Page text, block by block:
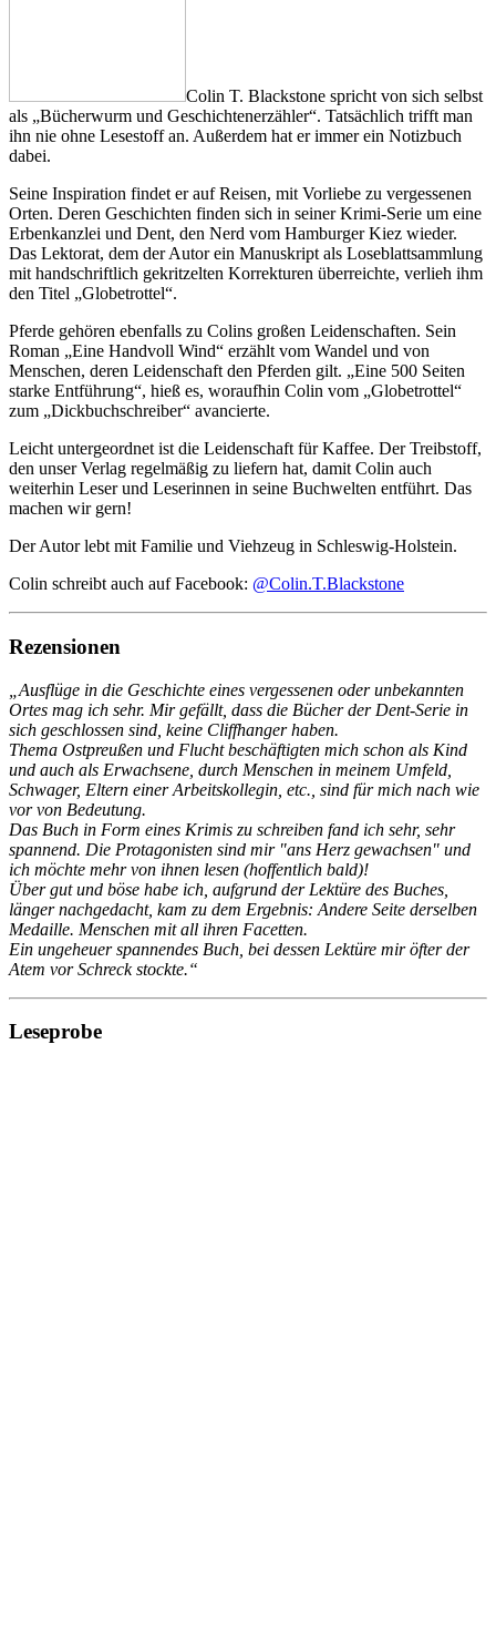
Colin T. Blackstone spricht von sich selbst
als „Bücherwurm und Geschichtenerzähler“. Tatsächlich trifft man
ihn nie ohne Lesestoff an. Außerdem hat er immer ein Notizbuch
dabei.
Seine Inspiration findet er auf Reisen, mit Vorliebe zu vergessenen
Orten. Deren Geschichten finden sich in seiner Krimi-Serie um eine
Erbenkanzlei und Dent, den Nerd vom Hamburger Kiez wieder.
Das Lektorat, dem der Autor ein Manuskript als Loseblattsammlung
mit handschriftlich gekritzelten Korrekturen überreichte, verlieh ihm
den Titel „Globetrottel“.
Pferde gehören ebenfalls zu Colins großen Leidenschaften. Sein
Roman „Eine Handvoll Wind“ erzählt vom Wandel und von
Menschen, deren Leidenschaft den Pferden gilt. „Eine 500 Seiten
starke Entführung“, hieß es, woraufhin Colin vom „Globetrottel“
zum „Dickbuchschreiber“ avancierte.
Leicht untergeordnet ist die Leidenschaft für Kaffee. Der Treibstoff,
den unser Verlag regelmäßig zu liefern hat, damit Colin auch
weiterhin Leser und Leserinnen in seine Buchwelten entführt. Das
machen wir gern!
Der Autor lebt mit Familie und Viehzeug in Schleswig-Holstein.
Colin schreibt auch auf Facebook: @Colin.T.Blackstone
Rezensionen
„Ausflüge in die Geschichte eines vergessenen oder unbekannten
Ortes mag ich sehr. Mir gefällt, dass die Bücher der Dent-Serie in
sich geschlossen sind, keine Cliffhanger haben.
Thema Ostpreußen und Flucht beschäftigten mich schon als Kind
und auch als Erwachsene, durch Menschen in meinem Umfeld,
Schwager, Eltern einer Arbeitskollegin, etc., sind für mich nach wie
vor von Bedeutung.
Das Buch in Form eines Krimis zu schreiben fand ich sehr, sehr
spannend. Die Protagonisten sind mir "ans Herz gewachsen" und
ich möchte mehr von ihnen lesen (hoffentlich bald)!
Über gut und böse habe ich, aufgrund der Lektüre des Buches,
länger nachgedacht, kam zu dem Ergebnis: Andere Seite derselben
Medaille. Menschen mit all ihren Facetten.
Ein ungeheuer spannendes Buch, bei dessen Lektüre mir öfter der
Atem vor Schreck stockte.“
Leseprobe